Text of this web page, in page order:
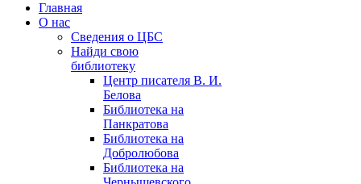
Главная
О нас
Сведения о ЦБС
Найди свою
библиотеку
Центр писателя В. И.
Белова
Библиотека на
Панкратова
Библиотека на
Добролюбова
Библиотека на